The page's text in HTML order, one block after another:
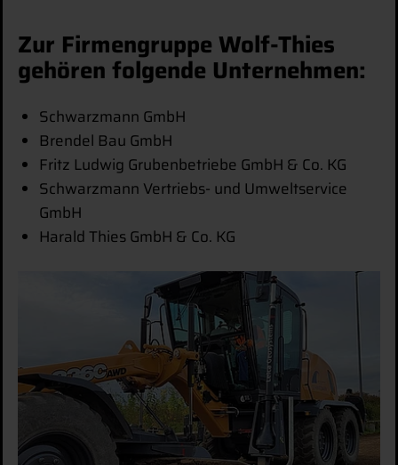
Zur Firmengruppe Wolf-Thies
gehören folgende Unternehmen:
Schwarzmann GmbH
Brendel Bau GmbH
Fritz Ludwig Grubenbetriebe GmbH & Co. KG
Schwarzmann Vertriebs- und Umweltservice
GmbH
Harald Thies GmbH & Co. KG